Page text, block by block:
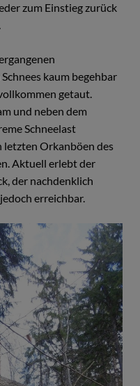
zum Einstieg zurück
kaum begehbar
getaut.
und neben dem
Schneelast
letzten Orkanböen des
Aktuell erlebt der
der nachdenklich
erreichbar.